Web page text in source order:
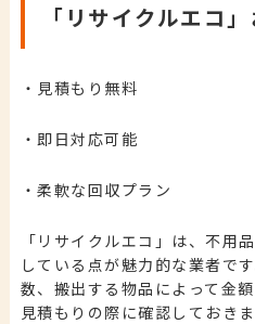
「リサイクルエコ
・見積もり無料
・即日対応可能
・柔軟な回収プラン
「リサイクルエコ」は、不用
している点が魅力的な業者で
数、搬出する物品によって金
見積もりの際に確認しておきま